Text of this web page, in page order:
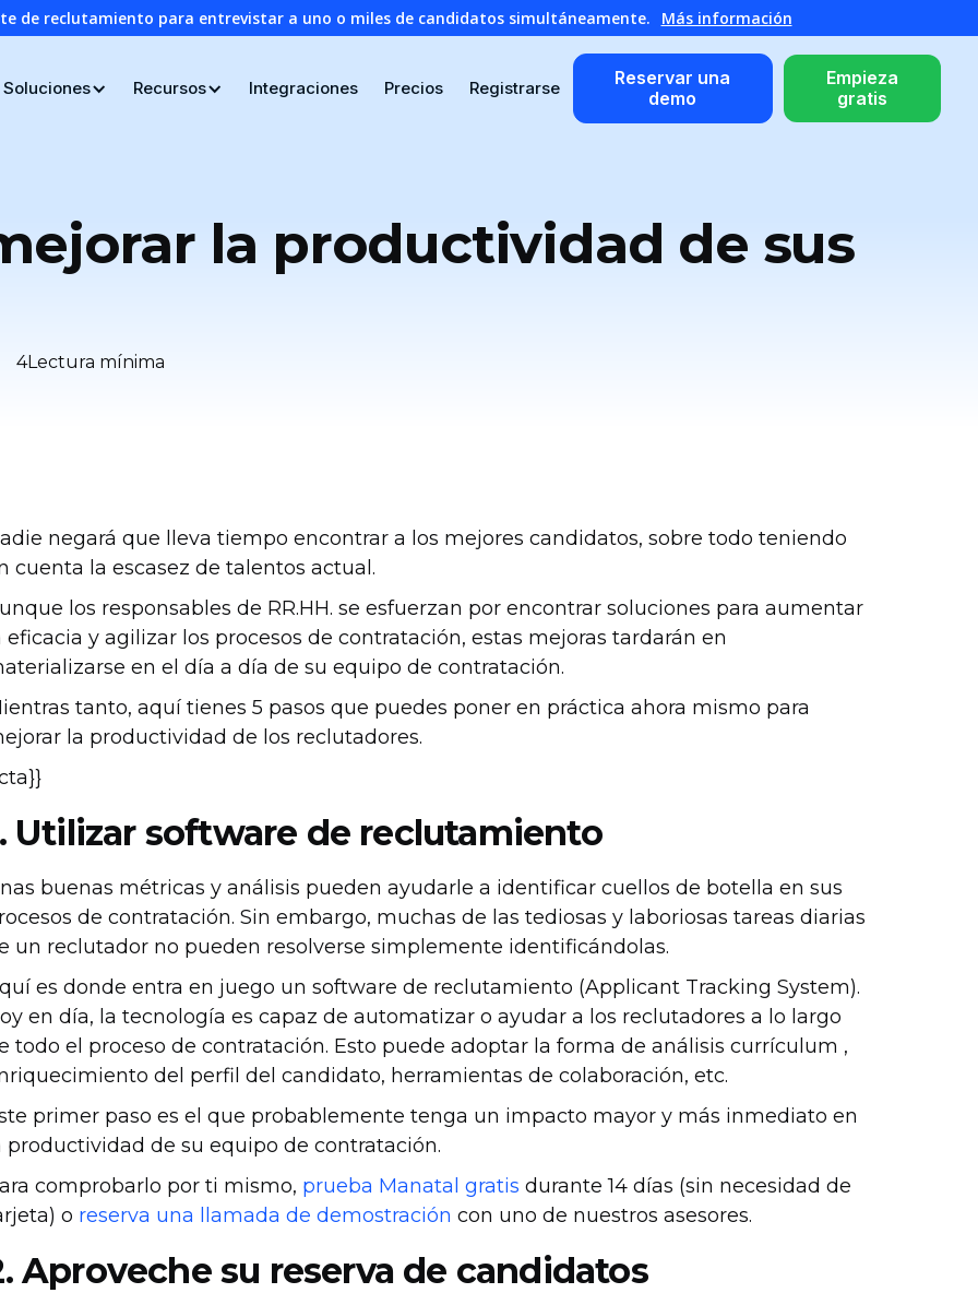
de reclutamiento para entrevistar a uno o miles de candidatos simultáneamente. Más información
Soluciones Recursos Integraciones Precios Registrarse
Reservar una
demo
Empieza
gratis
la productividad de sus
4Lectura mínima
negará que lleva tiempo encontrar a los mejores candidatos, sobre todo teniendo
cuenta la escasez de talentos actual.
los responsables de RR.HH. se esfuerzan por encontrar soluciones para aumentar
eficacia y agilizar los procesos de contratación, estas mejoras tardarán en
en el día a día de su equipo de contratación.
tanto, aquí tienes 5 pasos que puedes poner en práctica ahora mismo para
la productividad de los reclutadores.
Utilizar software de reclutamiento
buenas métricas y análisis pueden ayudarle a identificar cuellos de botella en sus
de contratación. Sin embargo, muchas de las tediosas y laboriosas tareas diarias
un reclutador no pueden resolverse simplemente identificándolas.
es donde entra en juego un software de reclutamiento (Applicant Tracking System).
en día, la tecnología es capaz de automatizar o ayudar a los reclutadores a lo largo
todo el proceso de contratación. Esto puede adoptar la forma de análisis currículum ,
del perfil del candidato, herramientas de colaboración, etc.
primer paso es el que probablemente tenga un impacto mayor y más inmediato en
productividad de su equipo de contratación.
comprobarlo por ti mismo, prueba Manatal gratis durante 14 días (sin necesidad de
o reserva una llamada de demostración con uno de nuestros asesores.
Aproveche su reserva de candidatos